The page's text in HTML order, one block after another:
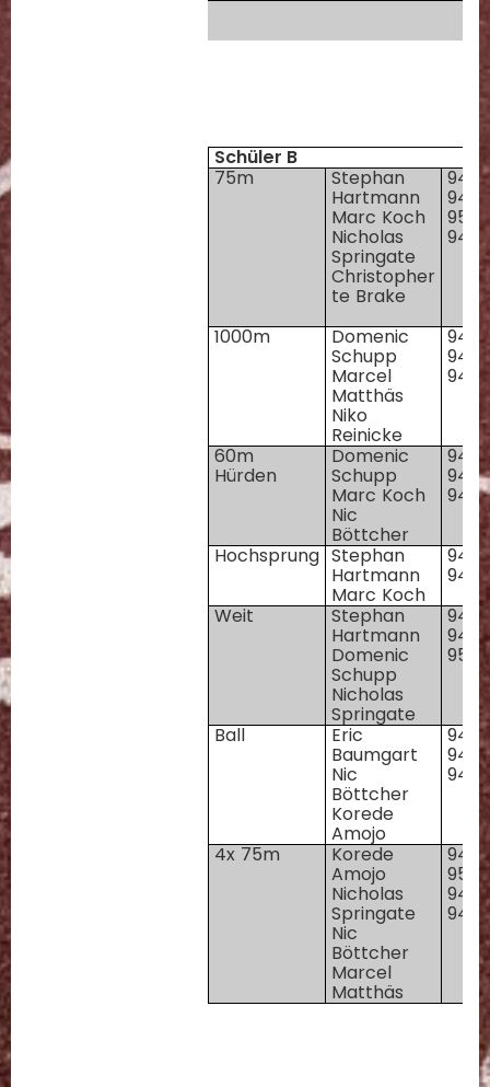
Schüler B
75m
Stephan
Hartmann
Marc Koch
Nicholas
Springate
Christopher
te Brake
94
94
95
94
1000m
Domenic
Schupp
Marcel
Matthäs
Niko
Reinicke
94
94
94
60m
Hürden
Domenic
Schupp
Marc Koch
Nic
Böttcher
94
94
94
Hochsprung Stephan
Hartmann
Marc Koch
94
94
Weit
Stephan
Hartmann
Domenic
Schupp
Nicholas
Springate
94
94
95
Ball Eric
Baumgart
Nic
Böttcher
Korede
Amojo
94
94
94
4x 75m Korede
Amojo
Nicholas
Springate
Nic
Böttcher
Marcel
Matthäs
94
95
94
94